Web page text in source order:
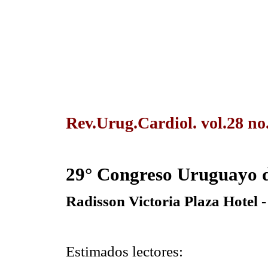
Rev.Urug.Cardiol. vol.28
29° Congreso Uruguayo
Radisson Victoria Plaza Hotel
Estimados lectores: